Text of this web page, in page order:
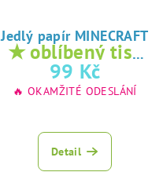
Jedlý papír MINECRAFT
★ oblíbený tisk
na jedlý papír
99 Kč
🔥 OKAMŽITÉ ODESLÁNÍ
Detail